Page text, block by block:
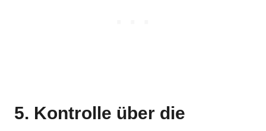
5. Kontrolle über die